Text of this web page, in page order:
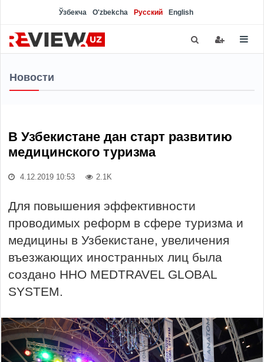
Ўзбекча O'zbekcha Русский English
Новости
В Узбекистане дан старт развитию
медицинского туризма
4.12.2019 10:53 2.1K
Для повышения эффективности
проводимых реформ в сфере туризма и
медицины в Узбекистане, увеличения
въезжающих иностранных лиц была
создано ННО MEDTRAVEL GLOBAL
SYSTEM.